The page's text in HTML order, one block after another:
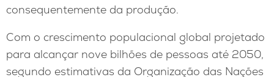
consequentemente da produção.
Com o crescimento populacional global projetado
para alcançar nove bilhões de pessoas até 2050,
segundo estimativas da Organização das Nações